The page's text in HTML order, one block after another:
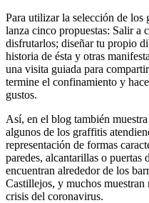
Para utilizar la selección de
lanza cinco propuestas: Salir a
disfrutarlos; diseñar tu propio
historia de ésta y otras
una visita guiada para
termine el confinamiento y
gustos.
Así, en el blog también
algunos de los graffitis
representación de formas
paredes, alcantarillas o puertas
encuentran alrededor de los
Castillejos, y muchos
crisis del coronavirus.